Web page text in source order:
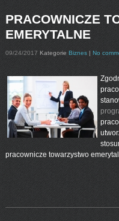
PRACOWNICZE
EMERYTALNE
09/24/2017 Kategorie Biznes| No
pracownicze towarzystwo